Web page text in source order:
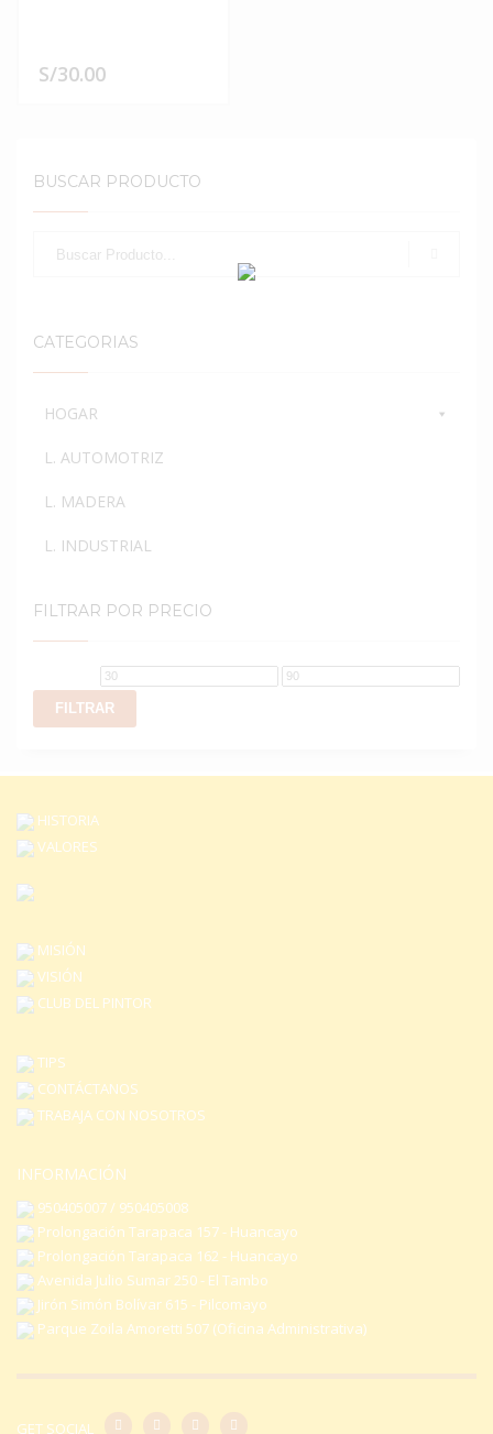
S/30.00
BUSCAR PRODUCTO
CATEGORIAS
HOGAR
L. AUTOMOTRIZ
L. MADERA
L. INDUSTRIAL
FILTRAR POR PRECIO
Precio
mínimo
Precio
FILTRAR
HISTORIA
VALORES
MISIÓN
VISIÓN
CLUB DEL PINTOR
TIPS
CONTÁCTANOS
TRABAJA CON NOSOTROS
INFORMACIÓN
950405007 / 950405008
Prolongación Tarapaca 157 - Huancayo
Prolongación Tarapaca 162 - Huancayo
Avenida Julio Sumar 250 - El Tambo
Jirón Simón Bolívar 615 - Pilcomayo
Parque Zoila Amoretti 507 (Oficina Administrativa)
GET SOCIAL